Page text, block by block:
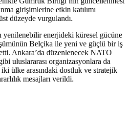
girişimlerine etkin katılımı
düzeyde vurgulandı.
yenilenebilir enerjideki küresel gücüne
Belçika ile yeni ve güçlü bir iş
Ankara’da düzenlenecek NATO
uluslararası organizasyonlara da
ülke arasındaki dostluk ve stratejik
mesajları verildi.